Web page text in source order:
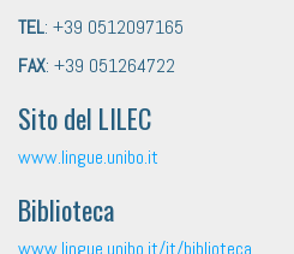
TEL: +39 0512097165
FAX: +39 051264722
Sito del LILEC
www.lingue.unibo.it
Biblioteca
www.lingue.unibo.it/it/biblioteca